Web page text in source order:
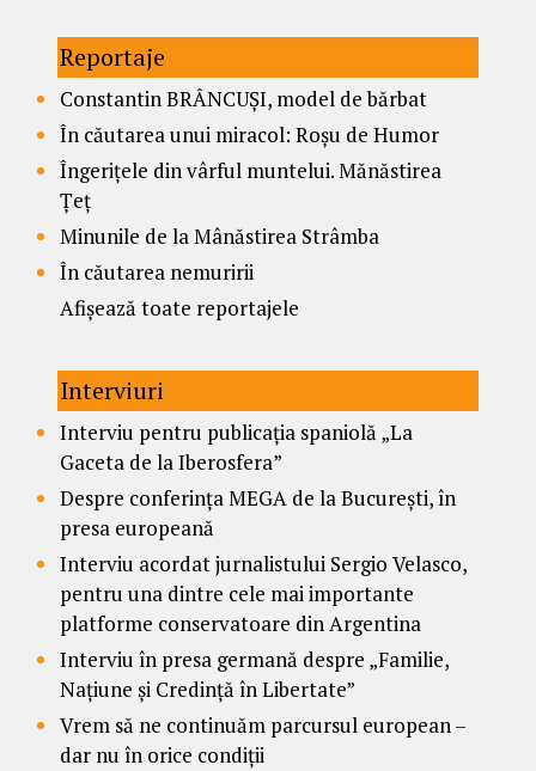
Reportaje
Constantin BRÂNCUȘI, model de bărbat
În căutarea unui miracol: Roșu de Humor
Îngerițele din vârful muntelui. Mănăstirea
Țeț
Minunile de la Mânăstirea Strâmba
În căutarea nemuririi
Afișează toate reportajele
Interviuri
Interviu pentru publicația spaniolă „La
Gaceta de la Iberosfera”
Despre conferința MEGA de la București, în
presa europeană
Interviu acordat jurnalistului Sergio Velasco,
pentru una dintre cele mai importante
platforme conservatoare din Argentina
Interviu în presa germană despre „Familie,
Națiune și Credință în Libertate”
Vrem să ne continuăm parcursul european –
dar nu în orice condiții